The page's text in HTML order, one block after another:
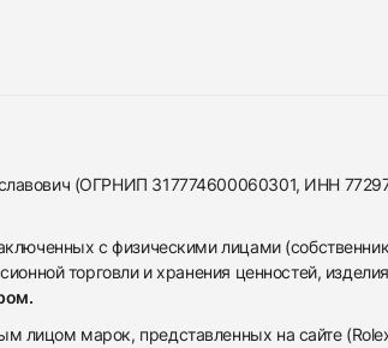
(ОГРНИП 317774600060301, ИНН
с физическими лицами
торговли и хранения ценностей,
лицом марок, представленных на сайте